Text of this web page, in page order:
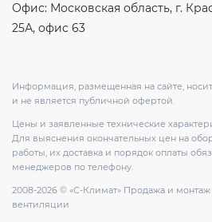
Офис: Московская область, г.
25А, офис 63
Информация, размещенная на сайте,
и не является публичной офертой.
Цены и заявленные технические
Для выяснения окончательных цен на
работы, их доставка и порядок оплаты
менеджеров по телефону.
2008-2026 © «С-Климат» Продажа и
вентиляции